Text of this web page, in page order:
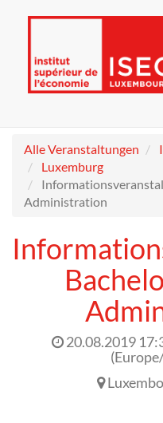
Alle Veranstaltungen
Luxemburg
Administration
20.08.2019
(